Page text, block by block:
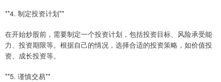
**4. 制定投资计划**
在开始炒股前，需要制定一个投资计划，包括投资目标、风险承受能
力、投资期限等。根据自己的情况，选择合适的投资策略，如价值投
资、成长投资等。
**5. 谨慎交易**